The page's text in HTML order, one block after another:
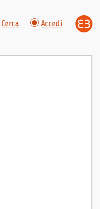
Cerca Accedi